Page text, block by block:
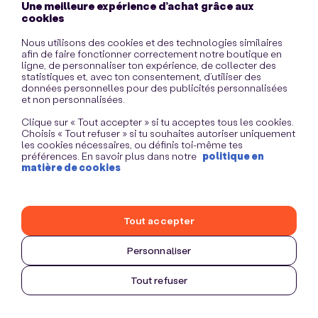
Une meilleure expérience d’achat grâce aux
cookies
Nous utilisons des cookies et des technologies similaires
afin de faire fonctionner correctement notre boutique en
ligne, de personnaliser ton expérience, de collecter des
statistiques et, avec ton consentement, d’utiliser des
données personnelles pour des publicités personnalisées
et non personnalisées.
Clique sur « Tout accepter » si tu acceptes tous les cookies.
Choisis « Tout refuser » si tu souhaites autoriser uniquement
les cookies nécessaires, ou définis toi-même tes
préférences. En savoir plus dans notre politique en
matière de cookies
Personnaliser
Tout refuser
Tout accepter